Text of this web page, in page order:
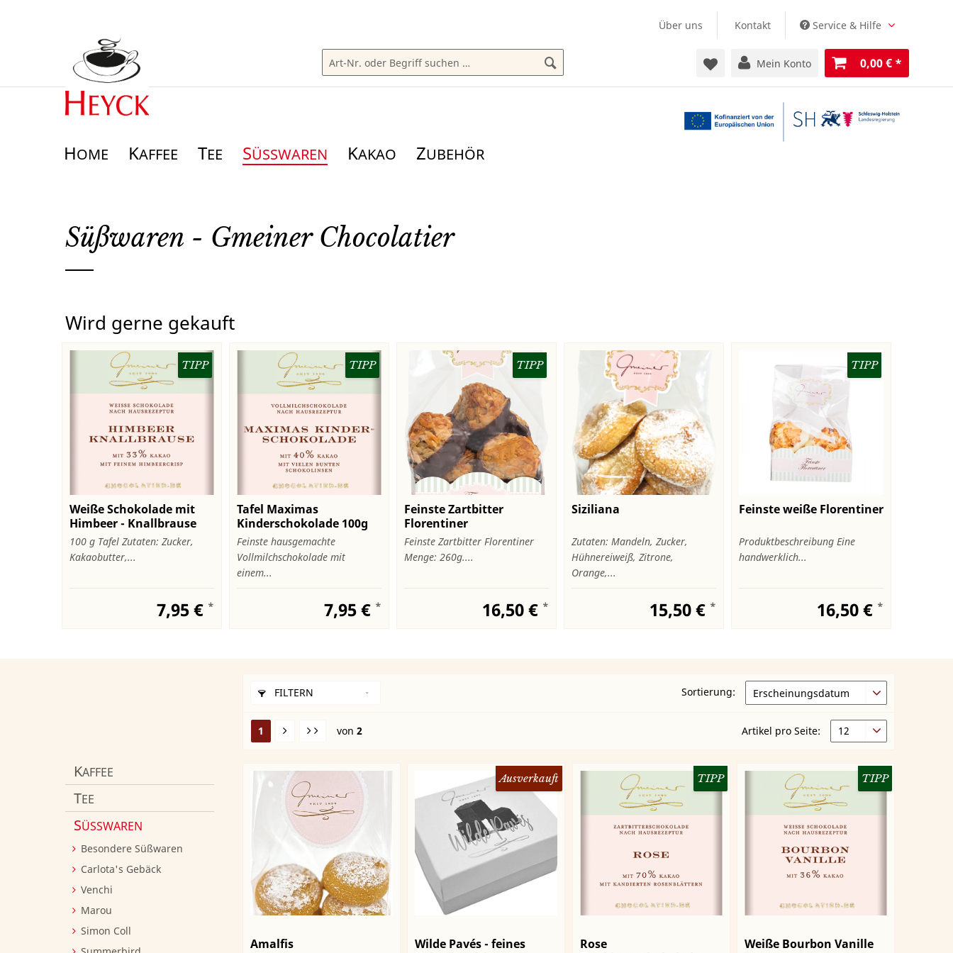
Über uns Kontakt Service & Hilfe
Mein Konto 0,00 € *
HOME KAFFEE TEE SÜSSWAREN KAKAO ZUBEHÖR
Süßwaren - Gmeiner Chocolatier
Wird gerne gekauft
TIPP
Weiße Schokolade mit
Himbeer - Knallbrause
100 g Tafel Zutaten: Zucker,
Kakaobutter,...
7,95 € *
TIPP
Tafel Maximas
Kinderschokolade 100g
Feinste hausgemachte
Vollmilchschokolade mit
einem...
7,95 € *
TIPP
Feinste Zartbitter
Florentiner
Feinste Zartbitter Florentiner
Menge: 260g....
16,50 € *
Siziliana
Zutaten: Mandeln, Zucker,
Hühnereiweiß, Zitrone,
Orange,...
15,50 € *
TIPP
Feinste weiße Florentiner
Produktbeschreibung Eine
handwerklich...
16,50 € *
KAFFEE
TEE
SÜSSWAREN
Besondere Süßwaren
Carlota's Gebäck
Venchi
Marou
Simon Coll
FILTERN Sortierung:
1 von 2 Artikel pro Seite:
Amalfis
Ausverkauft
Wilde Pavés - feines
TIPP
Rose
TIPP
Weiße Bourbon Vanille